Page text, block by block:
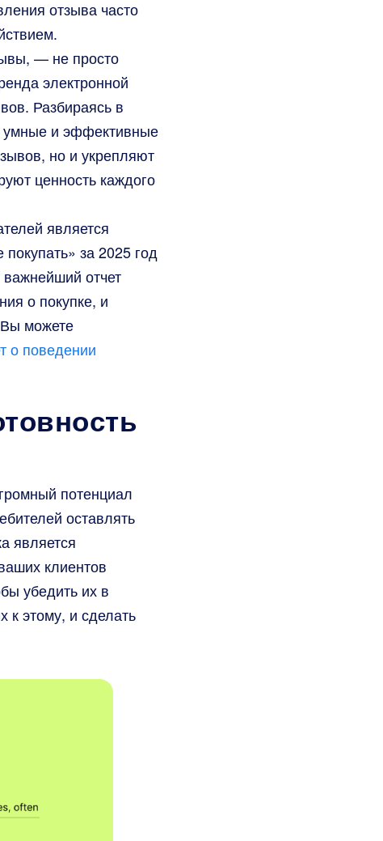
отзыва часто
— не просто
электронной
Разбираясь в
умные и эффективные
но и укрепляют
ценность каждого
является
за 2025 год
отчет
о покупке, и
можете
о поведении
потенциал
оставлять
является
клиентов
убедить их в
к этому, и сделать